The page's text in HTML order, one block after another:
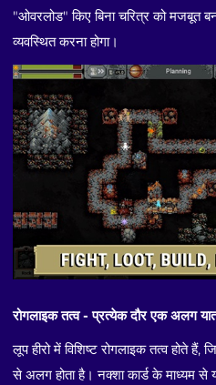
"ओवरलोड" किए बिना चरित्र को मजबूत
व्यवस्थित करना होगा।
रोगलाइक तत्व - प्रत्येक दौर एक अलग
लूप हीरो में विशिष्ट रोगलाइक तत्व होते हैं,
से अलग होता है। नक्शा कार्ड के माध्यम से